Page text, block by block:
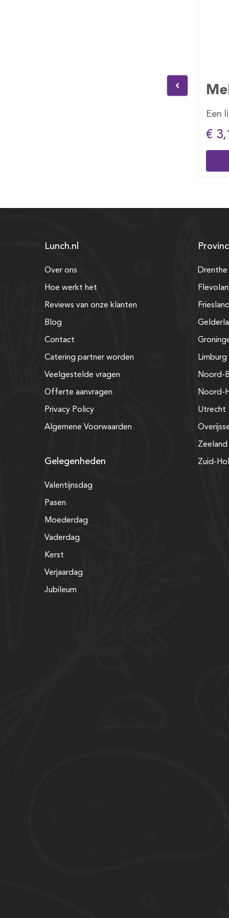
€
Lunch.nl
Over ons
Hoe werkt het
Reviews van onze klanten
Blog
Contact
Catering partner worden
Veelgestelde vragen
Offerte aanvragen
Privacy Policy
Algemene Voorwaarden
Gelegenheden
Valentijnsdag
Pasen
Moederdag
Vaderdag
Kerst
Verjaardag
Jubileum
Drenthe
Limburg
Noord-
Noord-
Utrecht
Zeeland
Zuid-